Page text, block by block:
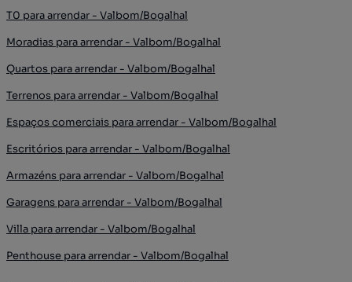
T0 para arrendar - Valbom/Bogalhal
Moradias para arrendar - Valbom/Bogalhal
Quartos para arrendar - Valbom/Bogalhal
Terrenos para arrendar - Valbom/Bogalhal
Espaços comerciais para arrendar - Valbom/Bogalhal
Escritórios para arrendar - Valbom/Bogalhal
Armazéns para arrendar - Valbom/Bogalhal
Garagens para arrendar - Valbom/Bogalhal
Villa para arrendar - Valbom/Bogalhal
Penthouse para arrendar - Valbom/Bogalhal